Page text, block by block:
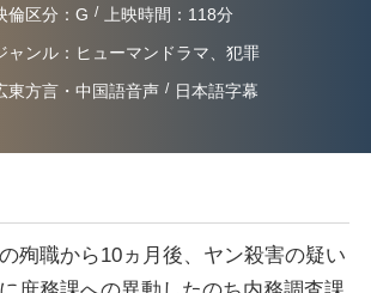
倫区分：G / 上映時間：118分
ャンル：ヒューマンドラマ、犯罪
東方言・中国語音声 / 日本語字幕
殉職から10ヵ月後、ヤン殺害の疑い